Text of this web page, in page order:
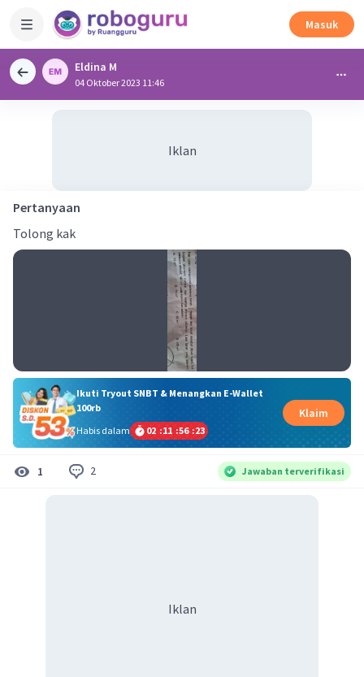
Masuk
Eldina M
04 Oktober 2023 11:46
Iklan
Pertanyaan
Tolong kak
Ikuti Tryout SNBT & Menangkan E-Wallet
100rb
Habis dalam
02 :11 :56 :23
Klaim
1 2 Jawaban terverifikasi
Iklan